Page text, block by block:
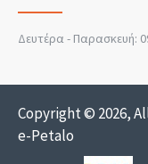
Δευτέρα - Παρασκευή:
Copyright © 2026,
e-Petalo